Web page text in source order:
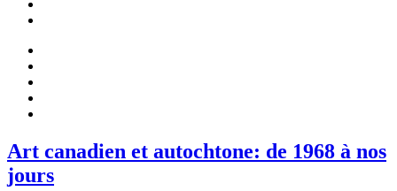
Art canadien et autochtone: de 1968 à nos
jours